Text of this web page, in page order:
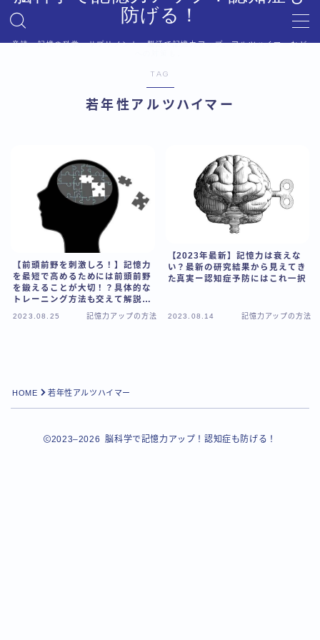
防げる！
音読、記憶の科学、サプリメント、脳活で記憶力アップ。アルツハイマーなど
利用規約／特定商取引法に基づく表記
運営者情報
TAG
若年性アルツハイマー
【前頭前野を刺激しろ！】記憶力
を最短で高めるためには前頭前野
を鍛えることが大切！？具体的な
トレーニング方法も交えて解説し
2023.08.25 記憶力アップの方法
【2023年最新】記憶力は衰えな
い？最新の研究結果から見えてき
た真実ー認知症予防にはこれ一択
2023.08.14 記憶力アップの方法
HOME 若年性アルツハイマー
2023–2026 脳科学で記憶力アップ！認知症も防げる！